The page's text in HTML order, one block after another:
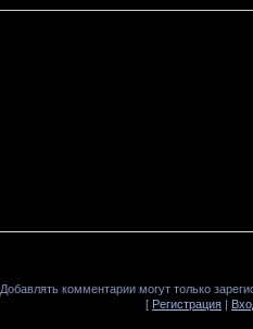
Добавлять комментарии могут только
[ Регистрация |